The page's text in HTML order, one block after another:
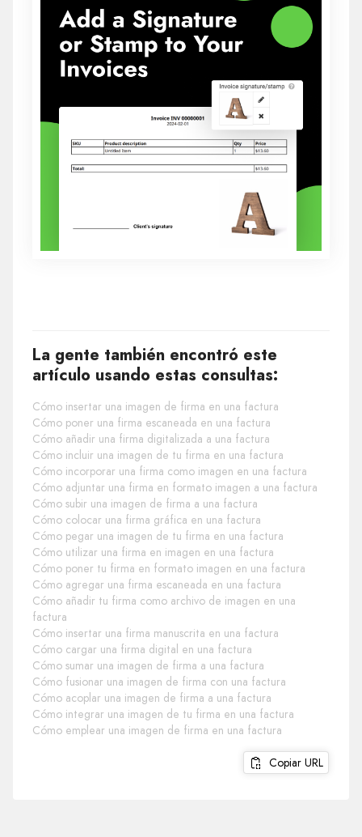
La gente también encontró este
artículo usando estas consultas:
Cómo insertar una imagen de firma en una factura
Cómo poner una firma escaneada en una factura
Cómo añadir una firma digitalizada a una factura
Cómo incluir una imagen de tu firma en una factura
Cómo incorporar una firma como imagen en una factura
Cómo adjuntar una firma en formato imagen a una factura
Cómo subir una imagen de firma a una factura
Cómo colocar una firma gráfica en una factura
Cómo pegar una imagen de tu firma en una factura
Cómo utilizar una firma en imagen en una factura
Cómo poner tu firma en formato imagen en una factura
Cómo agregar una firma escaneada en una factura
Cómo añadir tu firma como archivo de imagen en una
factura
Cómo insertar una firma manuscrita en una factura
Cómo cargar una firma digital en una factura
Cómo sumar una imagen de firma a una factura
Cómo fusionar una imagen de firma con una factura
Cómo acoplar una imagen de firma a una factura
Cómo integrar una imagen de tu firma en una factura
Cómo emplear una imagen de firma en una factura
Copiar URL